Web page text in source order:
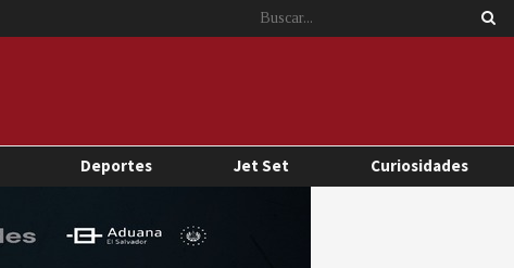
Deportes Jet Set Curiosidades